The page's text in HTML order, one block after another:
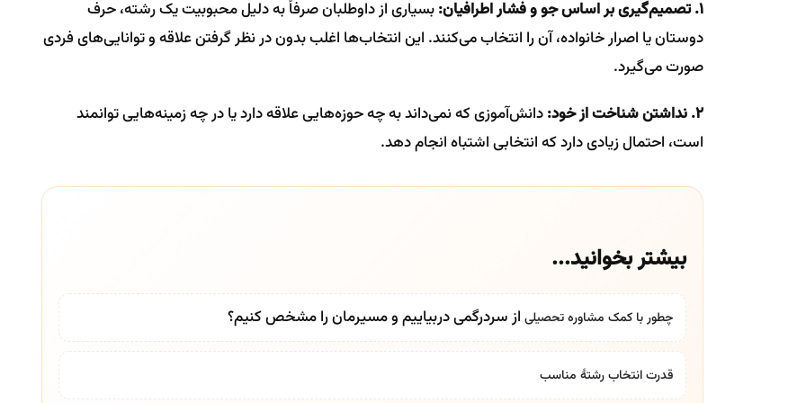
1. تصمیم‌گیری بر اساس جو و فشار اطرافیان:
بسیاری از داوطلبان صرفاً به دلیل محبوبیت یک رشته، حرف
دوستان یا اصرار خانواده، آن را انتخاب می‌کنند. این انتخاب‌ها اغلب بدون در نظر گرفتن علاقه و توانایی‌های فردی
صورت می‌گیرد.
2. نداشتن شناخت از خود:
دانش‌آموزی که نمی‌داند به چه حوزه‌هایی علاقه دارد یا در چه زمینه‌هایی توانمند
است، احتمال زیادی دارد که انتخابی اشتباه انجام دهد.
بیشتر بخوانید...
چطور با کمک مشاوره تحصیلی از سردرگمی دربیاییم و مسیرمان را مشخص کنیم؟
قدرت انتخاب رشتۀ مناسب